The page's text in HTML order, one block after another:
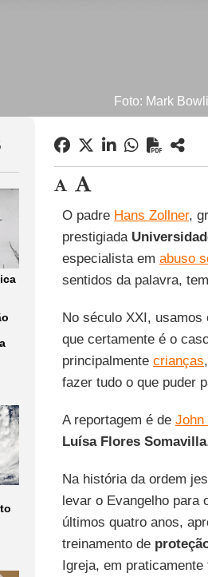
Foto: Mark
O padre Hans Zollner,
prestigiada
especialista em abuso
sentidos da palavra,
No século XXI,
que certamente é o
principalmente crianças
fazer tudo o que puder
A reportagem é de John
Luísa Flores Somavilla
Na história da ordem
levar o Evangelho para
últimos quatro anos,
treinamento de
Igreja, em